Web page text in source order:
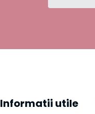
Informatii utile